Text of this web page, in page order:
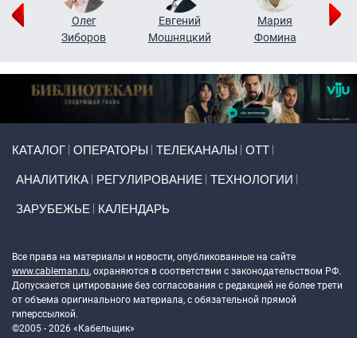
Олег
Зиборов
Евгений
Мошняцкий
Мария
Фомина
КАТАЛОГ ОПЕРАТОРЫ ТЕЛЕКАНАЛЫ ОТТ
АНАЛИТИКА РЕГУЛИРОВАНИЕ ТЕХНОЛОГИИ
ЗАРУБЕЖЬЕ КАЛЕНДАРЬ
Все права на материалы и новости, опубликованные на сайте
www.cableman.ru, охраняются в соответствии с законодательством РФ.
Допускается цитирование без согласования с редакцией не более трети
от объема оригинального материала, с обязательной прямой
гиперссылкой.
©2005 - 2026 «Кабельщик»